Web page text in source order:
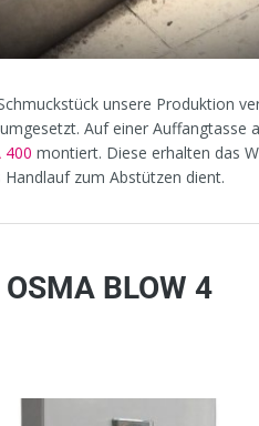
unsere Produktion
Auf einer Auffangtasse
400 montiert. Diese erhalten das
zum Abstützen dient.
BLOW 4